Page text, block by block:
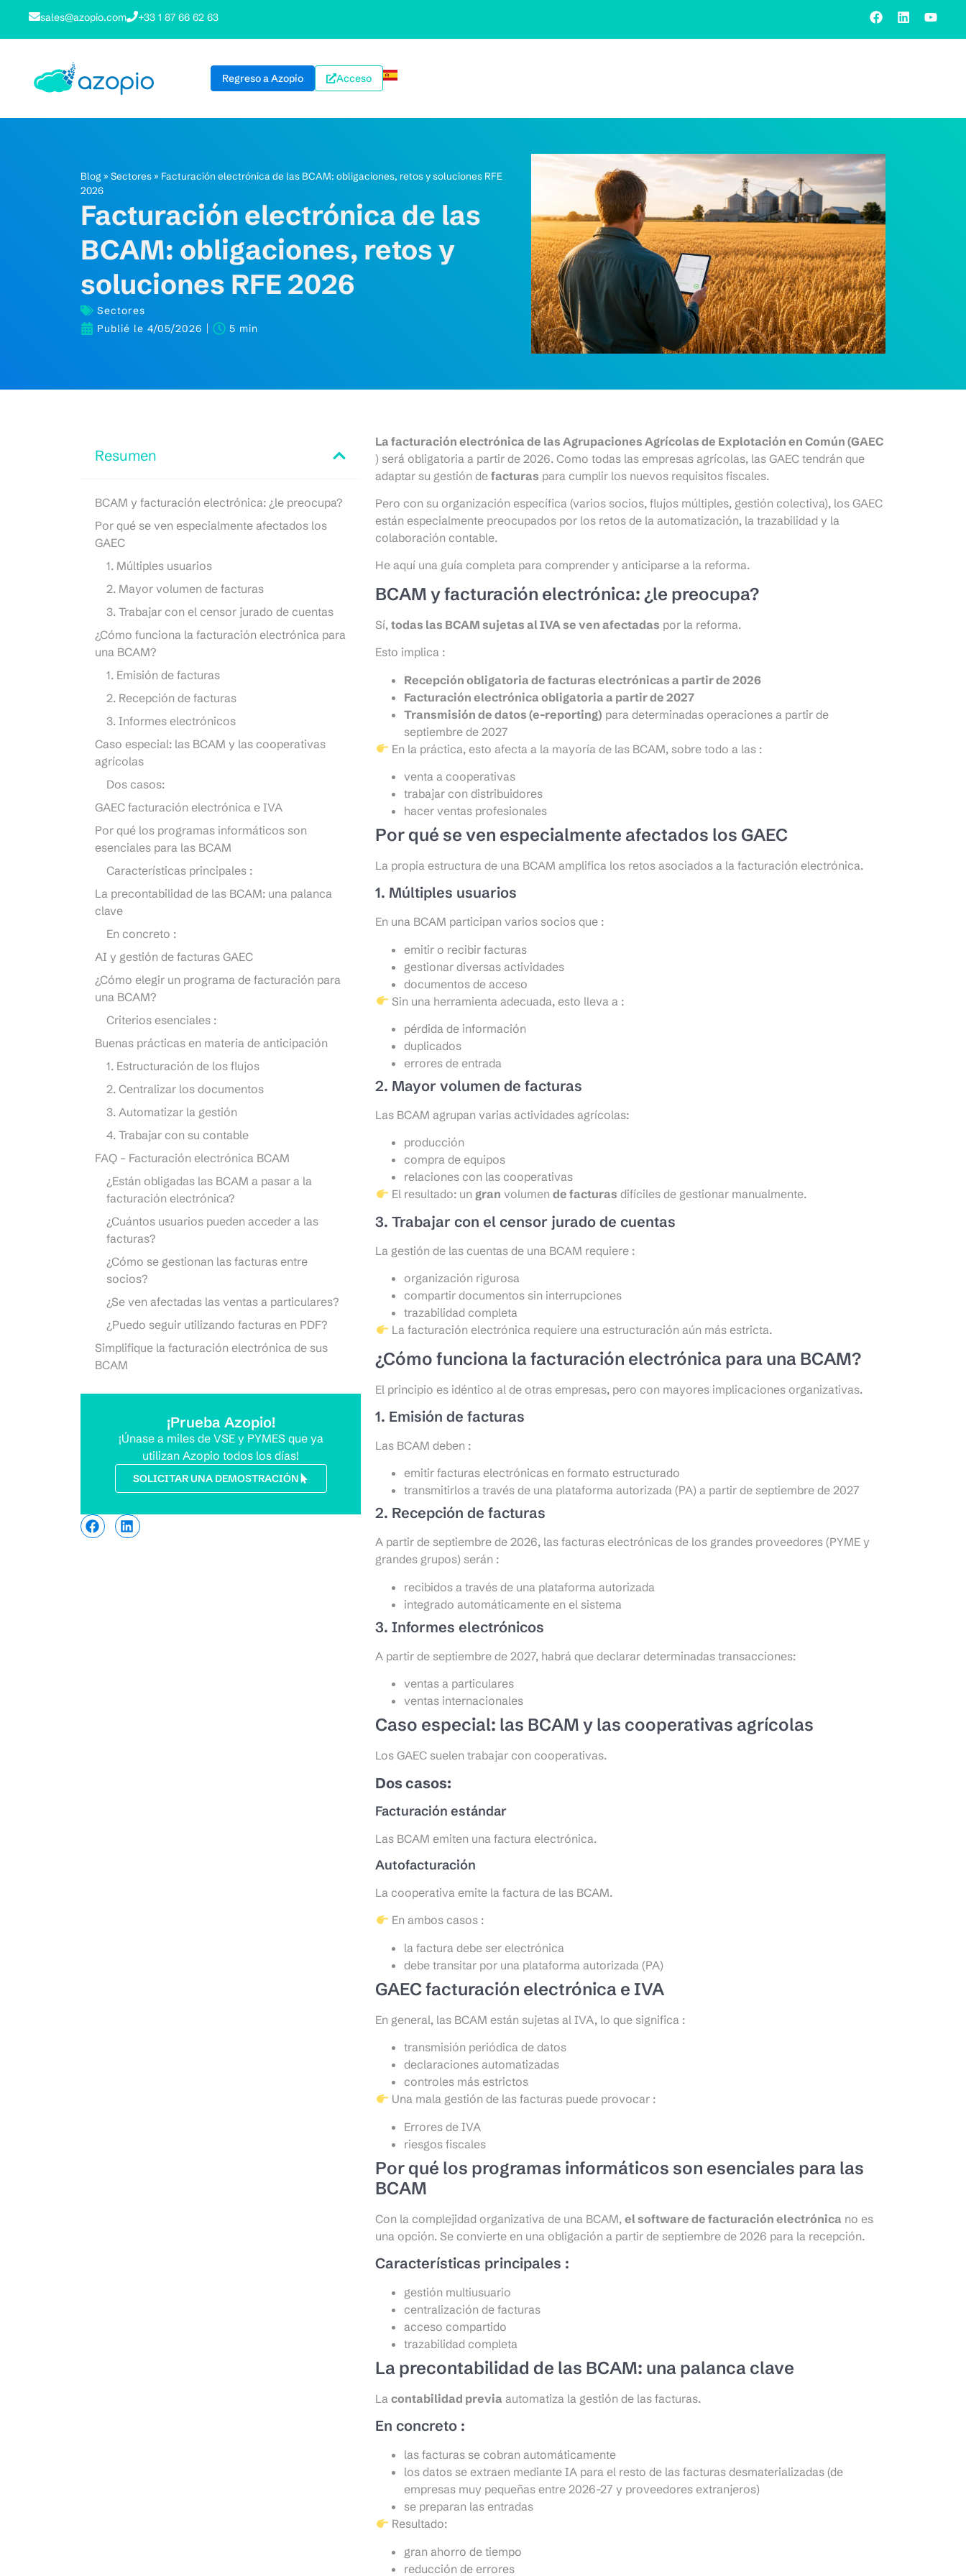
sales@azopio.com +33 1 87 66 62 63
Regreso a Azopio Acceso
Blog » Sectores» Facturación electrónica de las BCAM: obligaciones, retos y soluciones RFE
2026
Facturación electrónica de las
BCAM: obligaciones, retos y
soluciones RFE 2026
Sectores
Publié le 4/05/2026 5 min
Resumen
BCAM y facturación electrónica: ¿le preocupa?
Por qué se ven especialmente afectados los
GAEC
1. Múltiples usuarios
2. Mayor volumen de facturas
3. Trabajar con el censor jurado de cuentas
¿Cómo funciona la facturación electrónica para
una BCAM?
1. Emisión de facturas
2. Recepción de facturas
3. Informes electrónicos
Caso especial: las BCAM y las cooperativas
agrícolas
Dos casos:
GAEC facturación electrónica e IVA
Por qué los programas informáticos son
esenciales para las BCAM
Características principales :
La precontabilidad de las BCAM: una palanca
clave
En concreto :
AI y gestión de facturas GAEC
¿Cómo elegir un programa de facturación para
una BCAM?
Criterios esenciales :
Buenas prácticas en materia de anticipación
1. Estructuración de los flujos
2. Centralizar los documentos
3. Automatizar la gestión
4. Trabajar con su contable
FAQ – Facturación electrónica BCAM
¿Están obligadas las BCAM a pasar a la
facturación electrónica?
¿Cuántos usuarios pueden acceder a las
facturas?
¿Cómo se gestionan las facturas entre
socios?
¿Se ven afectadas las ventas a particulares?
¿Puedo seguir utilizando facturas en PDF?
Simplifique la facturación electrónica de sus
BCAM
¡Prueba Azopio!
¡Únase a miles de VSE y PYMES que ya
utilizan Azopio todos los días!
SOLICITAR UNA DEMOSTRACIÓN
La facturación electrónica de las Agrupaciones Agrícolas de Explotación en Común (GAEC
) será obligatoria a partir de 2026. Como todas las empresas agrícolas, las GAEC tendrán que
adaptar su gestión defacturas para cumplir los nuevos requisitos fiscales.
Pero con su organización específica (varios socios, flujos múltiples, gestión colectiva), los GAEC
están especialmente preocupados por los retos de la automatización, la trazabilidad y la
colaboración contable.
He aquí una guía completa para comprender y anticiparse a la reforma.
BCAM y facturación electrónica: ¿le preocupa?
Sí,todas las BCAM sujetas al IVA se ven afectadas por la reforma.
Esto implica :
Recepción obligatoria de facturas electrónicas a partir de 2026
Facturación electrónica obligatoria a partir de 2027
Transmisión de datos (e-reporting) para determinadas operaciones a partir de
septiembre de 2027
En la práctica, esto afecta a la mayoría de las BCAM, sobre todo a las :
venta a cooperativas
trabajar con distribuidores
hacer ventas profesionales
Por qué se ven especialmente afectados los GAEC
La propia estructura de una BCAM amplifica los retos asociados a la facturación electrónica.
1. Múltiples usuarios
En una BCAM participan varios socios que :
emitir o recibir facturas
gestionar diversas actividades
documentos de acceso
Sin una herramienta adecuada, esto lleva a :
pérdida de información
duplicados
errores de entrada
2. Mayor volumen de facturas
Las BCAM agrupan varias actividades agrícolas:
producción
compra de equipos
relaciones con las cooperativas
El resultado: un gran volumen de facturas difíciles de gestionar manualmente.
3. Trabajar con el censor jurado de cuentas
La gestión de las cuentas de una BCAM requiere :
organización rigurosa
compartir documentos sin interrupciones
trazabilidad completa
La facturación electrónica requiere una estructuración aún más estricta.
¿Cómo funciona la facturación electrónica para una BCAM?
El principio es idéntico al de otras empresas, pero con mayores implicaciones organizativas.
1. Emisión de facturas
Las BCAM deben :
emitir facturas electrónicas en formato estructurado
transmitirlos a través de una plataforma autorizada (PA) a partir de septiembre de 2027
2. Recepción de facturas
A partir de septiembre de 2026, las facturas electrónicas de los grandes proveedores (PYME y
grandes grupos) serán :
recibidos a través de una plataforma autorizada
integrado automáticamente en el sistema
3. Informes electrónicos
A partir de septiembre de 2027, habrá que declarar determinadas transacciones:
ventas a particulares
ventas internacionales
Caso especial: las BCAM y las cooperativas agrícolas
Los GAEC suelen trabajar con cooperativas.
Dos casos:
Facturación estándar
Las BCAM emiten una factura electrónica.
Autofacturación
La cooperativa emite la factura de las BCAM.
En ambos casos :
la factura debe ser electrónica
debe transitar por una plataforma autorizada (PA)
GAEC facturación electrónica e IVA
En general, las BCAM están sujetas al IVA, lo que significa :
transmisión periódica de datos
declaraciones automatizadas
controles más estrictos
Una mala gestión de las facturas puede provocar :
Errores de IVA
riesgos fiscales
Por qué los programas informáticos son esenciales para las
BCAM
Con la complejidad organizativa de una BCAM,el software de facturación electrónica no es
una opción. Se convierte en una obligación a partir de septiembre de 2026 para la recepción.
Características principales :
gestión multiusuario
centralización de facturas
acceso compartido
trazabilidad completa
La precontabilidad de las BCAM: una palanca clave
Lacontabilidad previa automatiza la gestión de las facturas.
En concreto :
las facturas se cobran automáticamente
los datos se extraen mediante IA para el resto de las facturas desmaterializadas (de
empresas muy pequeñas entre 2026-27 y proveedores extranjeros)
se preparan las entradas
Resultado:
gran ahorro de tiempo
reducción de errores